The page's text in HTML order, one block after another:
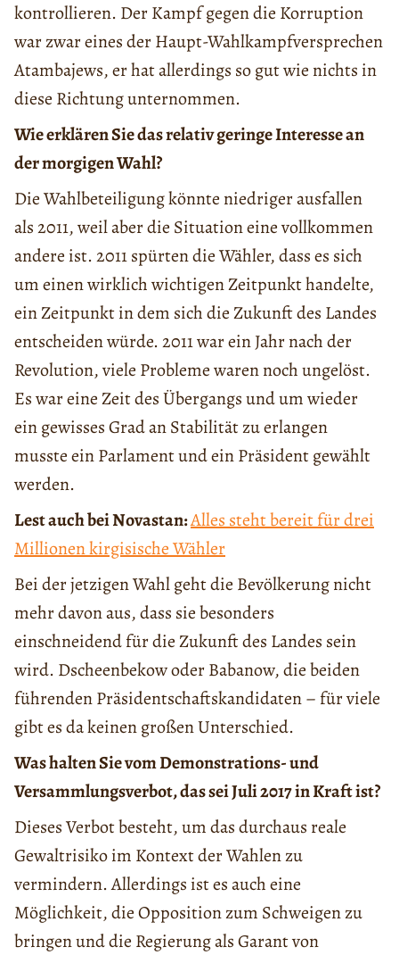
kontrollieren. Der Kampf gegen die Korruption
war zwar eines der Haupt-Wahlkampfversprechen
Atambajews, er hat allerdings so gut wie nichts in
diese Richtung unternommen.
Wie erklären Sie das relativ geringe Interesse an
der morgigen Wahl?
Die Wahlbeteiligung könnte niedriger ausfallen
als 2011, weil aber die Situation eine vollkommen
andere ist. 2011 spürten die Wähler, dass es sich
um einen wirklich wichtigen Zeitpunkt handelte,
ein Zeitpunkt in dem sich die Zukunft des Landes
entscheiden würde. 2011 war ein Jahr nach der
Revolution, viele Probleme waren noch ungelöst.
Es war eine Zeit des Übergangs und um wieder
ein gewisses Grad an Stabilität zu erlangen
musste ein Parlament und ein Präsident gewählt
werden.
Lest auch bei Novastan:Alles steht bereit für drei
Millionen kirgisische Wähler
Bei der jetzigen Wahl geht die Bevölkerung nicht
mehr davon aus, dass sie besonders
einschneidend für die Zukunft des Landes sein
wird. Dscheenbekow oder Babanow, die beiden
führenden Präsidentschaftskandidaten – für viele
gibt es da keinen großen Unterschied.
Was halten Sie vom Demonstrations- und
Versammlungsverbot, das sei Juli 2017 in Kraft ist?
Dieses Verbot besteht, um das durchaus reale
Gewaltrisiko im Kontext der Wahlen zu
vermindern. Allerdings ist es auch eine
Möglichkeit, die Opposition zum Schweigen zu
bringen und die Regierung als Garant von